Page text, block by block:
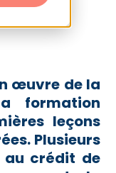
œuvre de la
formation
leçons
Plusieurs
au crédit de